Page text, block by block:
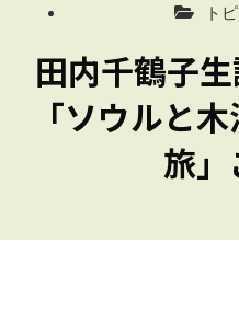
ト
田内千鶴子
「ソウルと
旅」